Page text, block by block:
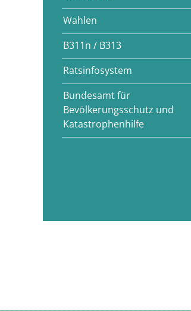
Wahlen
B311n / B313
Ratsinfosystem
Bundesamt für
Bevölkerungsschutz und
Katastrophenhilfe